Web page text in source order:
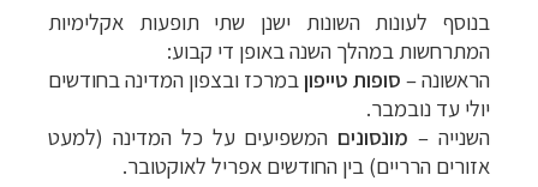
בנוסף לעונות השונות ישנן שתי תופעות אקלימיות
המתרחשות במהלך השנה באופן די קבוע:
הראשונה – סופות טייפוןבמרכז ובצפון המדינה בחודשים
יולי עד נובמבר.
השנייה – מונסונים המשפיעים על כל המדינה (למעט
אזורים הרריים) בין החודשים אפריל לאוקטובר.